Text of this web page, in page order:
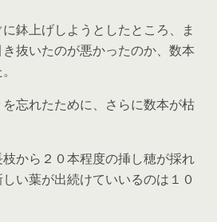
鉢上げしようとしたところ、ま
抜いたのが悪かったのか、数本
忘れたために、さらに数本が枯
から２０本程度の挿し穂が採れ
い葉が出続けていいるのは１０